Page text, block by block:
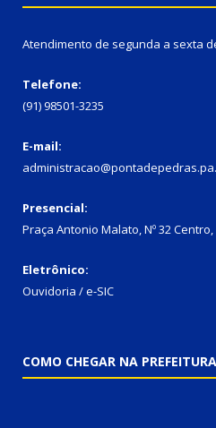
Atendimento de segunda a sexta
Telefone:
(91) 98501-3235
E-mail:
Presencial:
Praça Antonio Malato, Nº 32 Centro,
Eletrônico:
Ouvidoria / e-SIC
COMO CHEGAR NA PREFEITURA